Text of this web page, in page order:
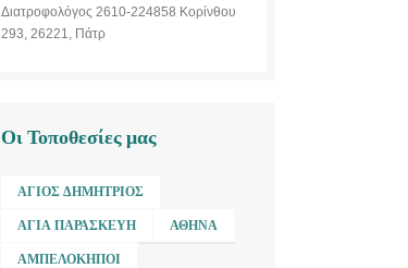
Διατροφολόγος 2610-224858 Κορίνθου
293, 26221, Πάτρ
Οι Τοποθεσίες μας
ΆΓΙΟΣ ΔΗΜΉΤΡΙΟΣ
ΑΓΊΑ ΠΑΡΑΣΚΕΥΉ ΑΘΉΝΑ
ΑΜΠΕΛΌΚΗΠΟΙ